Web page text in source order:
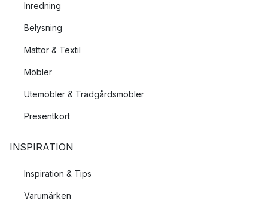
Inredning
Belysning
Mattor & Textil
Möbler
Utemöbler & Trädgårdsmöbler
Presentkort
INSPIRATION
Inspiration & Tips
Varumärken